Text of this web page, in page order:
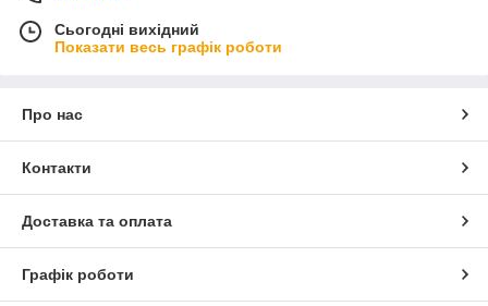
Сьогодні вихідний
Показати весь графік роботи
Про нас
Контакти
Доставка та оплата
Графік роботи